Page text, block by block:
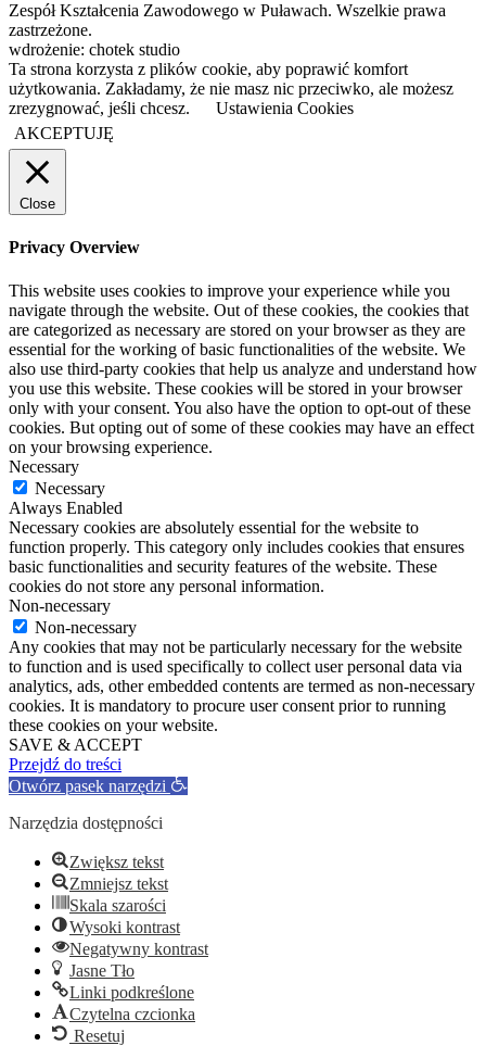
Zespół Kształcenia Zawodowego w Puławach. Wszelkie prawa
zastrzeżone.
wdrożenie: chotek studio
Ta strona korzysta z plików cookie, aby poprawić komfort
użytkowania. Zakładamy, że nie masz nic przeciwko, ale możesz
zrezygnować, jeśli chcesz.
Ustawienia Cookies
AKCEPTUJĘ
Close
Privacy Overview
This website uses cookies to improve your experience while you
navigate through the website. Out of these cookies, the cookies that
are categorized as necessary are stored on your browser as they are
essential for the working of basic functionalities of the website. We
also use third-party cookies that help us analyze and understand how
you use this website. These cookies will be stored in your browser
only with your consent. You also have the option to opt-out of these
cookies. But opting out of some of these cookies may have an effect
on your browsing experience.
Necessary
Necessary
Always Enabled
Necessary cookies are absolutely essential for the website to
function properly. This category only includes cookies that ensures
basic functionalities and security features of the website. These
cookies do not store any personal information.
Non-necessary
Non-necessary
Any cookies that may not be particularly necessary for the website
to function and is used specifically to collect user personal data via
analytics, ads, other embedded contents are termed as non-necessary
cookies. It is mandatory to procure user consent prior to running
these cookies on your website.
SAVE & ACCEPT
Przejdź do treści
Otwórz pasek narzędzi
Narzędzia dostępności
Zwiększ tekst
Zmniejsz tekst
Skala szarości
Wysoki kontrast
Negatywny kontrast
Jasne Tło
Linki podkreślone
Czytelna czcionka
Resetuj